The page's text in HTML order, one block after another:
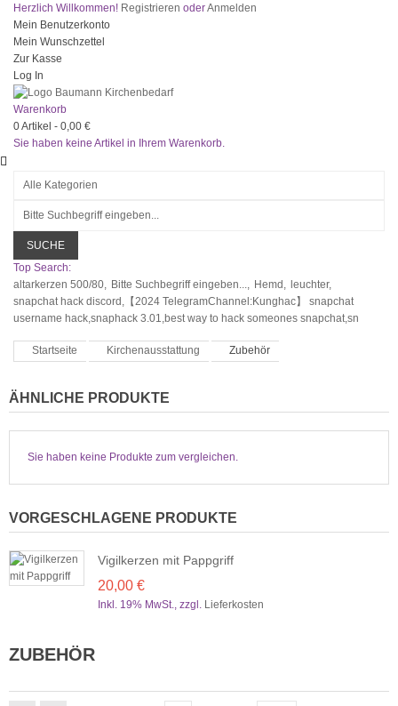
Herzlich Willkommen! Registrieren oderAnmelden
Mein Benutzerkonto
Mein Wunschzettel
Zur Kasse
Log In
Warenkorb
0Artikel - 0,00 €
Sie haben keine Artikel in Ihrem Warenkorb.
SUCHE
Top Search:
altarkerzen 500/80, Bitte Suchbegriff eingeben..., Hemd, leuchter,
snapchat hack discord,【2024 TelegramChannel:Kunghac】 snapchat
username hack,snaphack 3.01,best way to hack someones snapchat,sn
Startseite Kirchenausstattung Zubehör
ÄHNLICHE PRODUKTE
Sie haben keine Produkte zum vergleichen.
VORGESCHLAGENE PRODUKTE
Vigilkerzen mit Pappgriff
20,00 €
Inkl. 19% MwSt., zzgl. Lieferkosten
ZUBEHÖR